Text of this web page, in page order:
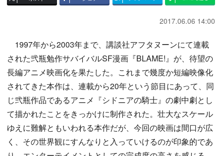
2017.06.06 14:00
1997年から2003年まで、講談社アフタヌーンにて連載
された弐瓶勉作サバイバルSF漫画『BLAME!』が、待望の
長編アニメ映画化を果たした。これまで幾度か短編映像化
されてきた本作は、連載から20年という節目にあって、同
じ弐瓶作品であるアニメ『シドニアの騎士』の劇中劇とし
て描かれたことをきっかけに制作された。壮大なスケール
ゆえに難解ともいわれる本作だが、今回の映画は間口が広
く、その世界観にすんなりと入っていけるのが印象的であ